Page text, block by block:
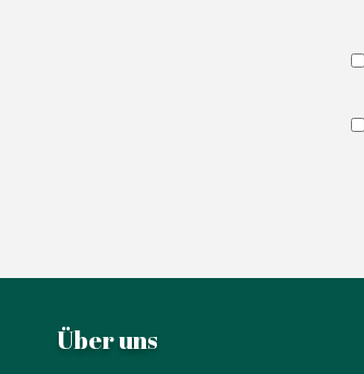
Über uns